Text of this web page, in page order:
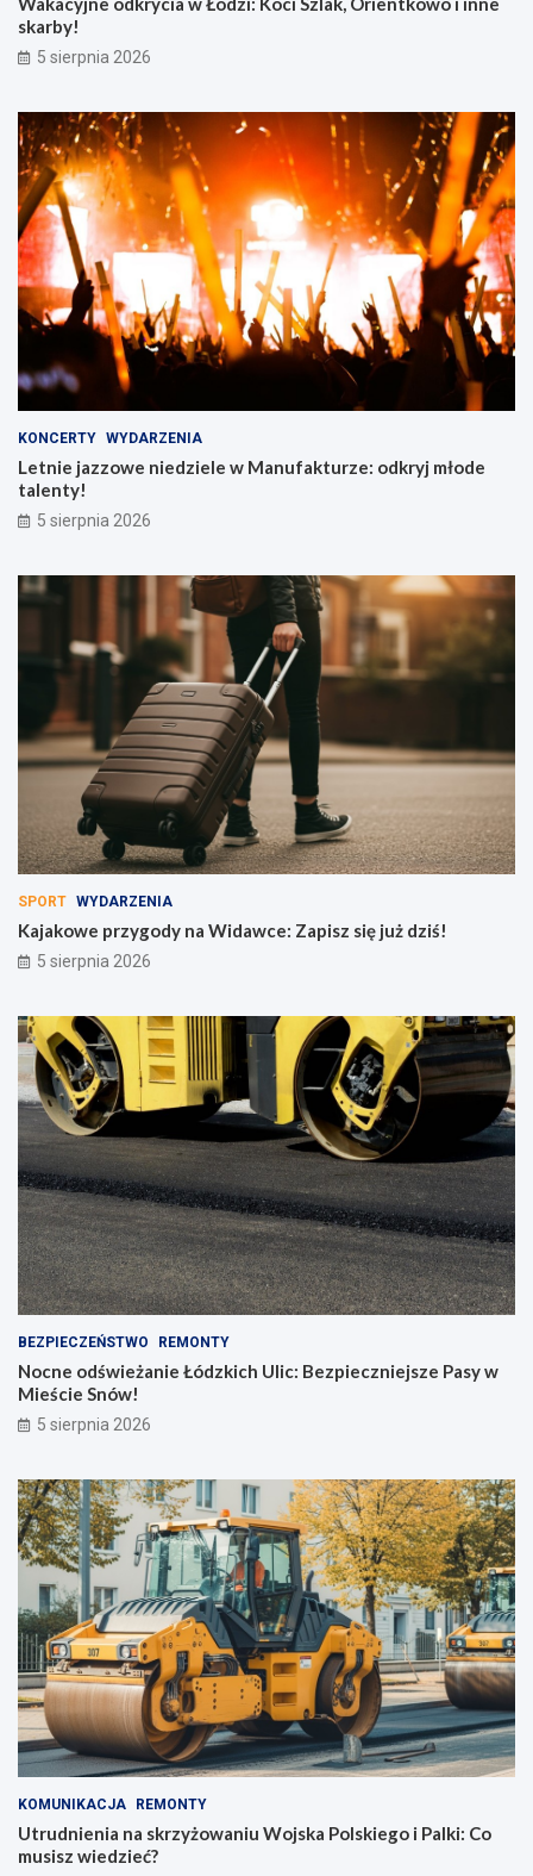
skarby!
5 sierpnia 2026
KONCERTY WYDARZENIA
Letnie jazzowe niedziele w Manufakturze: odkryj młode
talenty!
5 sierpnia 2026
SPORT WYDARZENIA
Kajakowe przygody na Widawce: Zapisz się już dziś!
5 sierpnia 2026
BEZPIECZEŃSTWO REMONTY
Nocne odświeżanie Łódzkich Ulic: Bezpieczniejsze Pasy w
Mieście Snów!
5 sierpnia 2026
KOMUNIKACJA REMONTY
Utrudnienia na skrzyżowaniu Wojska Polskiego i Palki: Co
musisz wiedzieć?